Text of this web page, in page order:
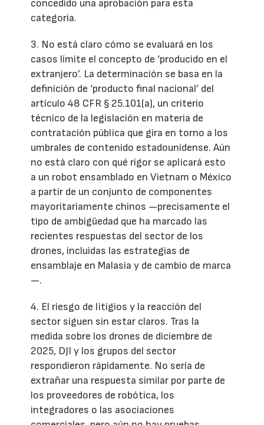
concedido una aprobación para esta
categoría.
3. No está claro cómo se evaluará en los
casos límite el concepto de ‘producido en el
extranjero’. La determinación se basa en la
definición de ‘producto final nacional’ del
artículo 48 CFR § 25.101(a), un criterio
técnico de la legislación en materia de
contratación pública que gira en torno a los
umbrales de contenido estadounidense. Aún
no está claro con qué rigor se aplicará esto
a un robot ensamblado en Vietnam o México
a partir de un conjunto de componentes
mayoritariamente chinos —precisamente el
tipo de ambigüedad que ha marcado las
recientes respuestas del sector de los
drones, incluidas las estrategias de
ensamblaje en Malasia y de cambio de marca
—.
4. El riesgo de litigios y la reacción del
sector siguen sin estar claros. Tras la
medida sobre los drones de diciembre de
2025, DJI y los grupos del sector
respondieron rápidamente. No sería de
extrañar una respuesta similar por parte de
los proveedores de robótica, los
integradores o las asociaciones